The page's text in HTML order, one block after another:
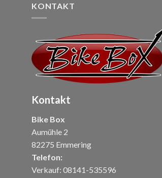
KONTAKT
Kontakt
Bike Box
Aumühle 2
82275 Emmering
Telefon:
Verkauf: 08141-535596